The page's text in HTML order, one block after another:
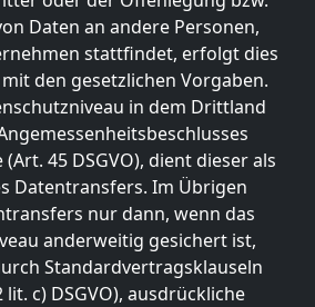
Daten an andere Personen,
stattfindet, erfolgt dies
den gesetzlichen Vorgaben.
in dem Drittland
45 DSGVO), dient dieser als
Datentransfers. Im Übrigen
nur dann, wenn das
anderweitig gesichert ist,
Standardvertragsklauseln
lit. c) DSGVO), ausdrückliche